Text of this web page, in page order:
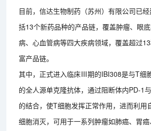
目前，信达生物制药（苏州）有限公司已
括13个新药品种的产品链，覆盖肿瘤、眼
病、心血管病等四大疾病领域，覆盖超过
富产品链。
其中，正式进入临床Ⅲ期的IBI308是与T细
的全人源单克隆抗体，通过阻断体内PD-1
的结合，使T细胞发挥正常作用，进而利用
细胞消灭，可用于一系列肿瘤如肺癌、胃